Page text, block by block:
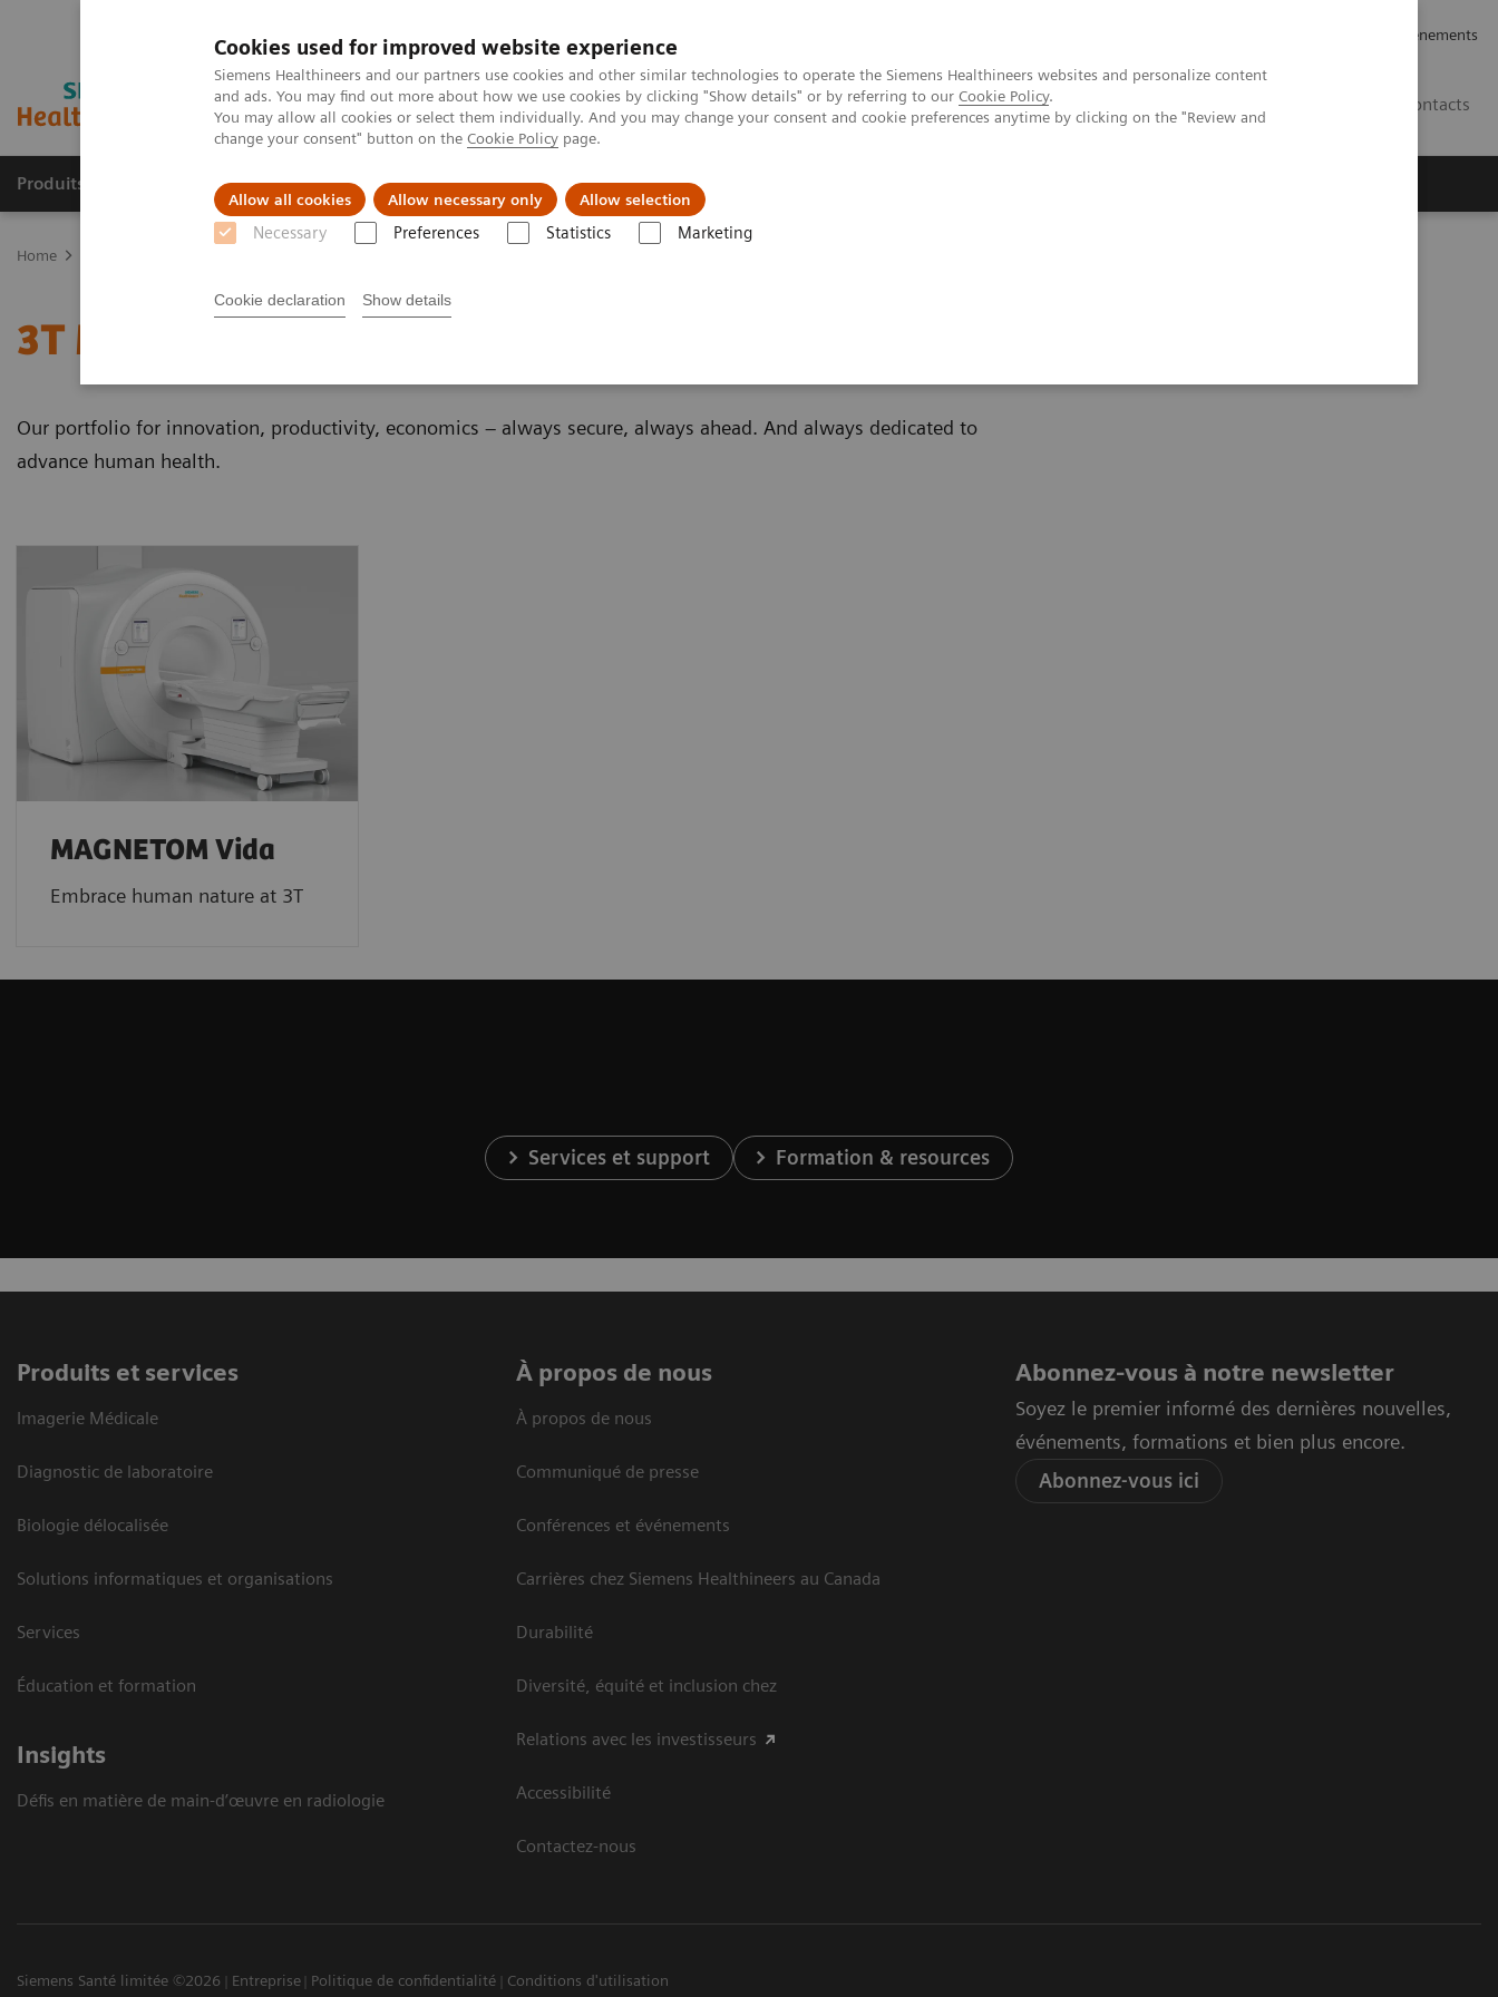
Cookies used for improved website experience
Siemens Healthineers and our partners use cookies and other similar technologies to operate the Siemens Healthineers websites and personalize content
and ads. You may find out more about how we use cookies by clicking "Show details" or by referring to our Cookie Policy.
You may allow all cookies or select them individually. And you may change your consent and cookie preferences anytime by clicking on the "Review and
change your consent" button on the Cookie Policy page.
Allow all cookies Allow necessary only Allow selection
Necessary Preferences Statistics Marketing
Cookie declaration Show details
Nouvelles et événements
Contacts
Produits et services Spécialités cliniques & pathologies Insights
Home
3T MRI Scanners
Our portfolio for innovation, productivity, economics – always secure, always ahead. And always dedicated to
advance human health.
MAGNETOM Vida
Embrace human nature at 3T
Services et support Formation & resources
Produits et services
Imagerie Médicale
Diagnostic de laboratoire
Biologie délocalisée
Solutions informatiques et organisations
Services
Éducation et formation
Insights
Défis en matière de main-d’œuvre en radiologie
À propos de nous
À propos de nous
Communiqué de presse
Conférences et événements
Carrières chez Siemens Healthineers au Canada
Durabilité
Diversité, équité et inclusion chez
Relations avec les investisseurs
Accessibilité
Contactez-nous
Abonnez-vous à notre newsletter
Soyez le premier informé des dernières nouvelles,
événements, formations et bien plus encore.
Abonnez-vous ici
Siemens Santé limitée ©2026 Entreprise Politique de confidentialité Conditions d'utilisation